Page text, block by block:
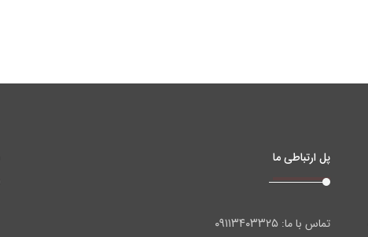
پل ارتباطی ما
تماس با ما:۰۹۱۱۳۴۰۳۳۲۵